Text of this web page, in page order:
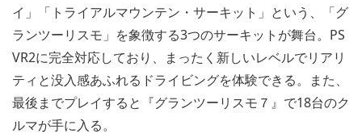
イ」「トライアルマウンテン・サーキット」という、「グ
ランツーリスモ」を象徴する3つのサーキットが舞台。PS
VR2に完全対応しており、まったく新しいレベルでリアリ
ティと没入感あふれるドライビングを体験できる。また、
最後までプレイすると『グランツーリスモ７』で18台のク
ルマが手に入る。